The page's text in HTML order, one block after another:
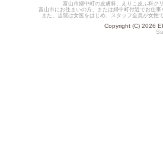
富山市婦中町の皮膚科、えりこ皮ふ科ク
富山市にお住まいの方、または婦中町付近でお仕
また、当院は女医をはじめ、スタッフ全員が女性
Copyright (C) 2026